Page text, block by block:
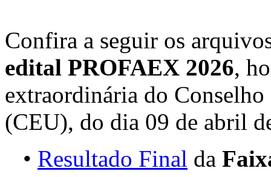
Confira a seguir os
edital PROFAEX 2026,
extraordinária do
(CEU), do dia 09 de abril
• Resultado Final da